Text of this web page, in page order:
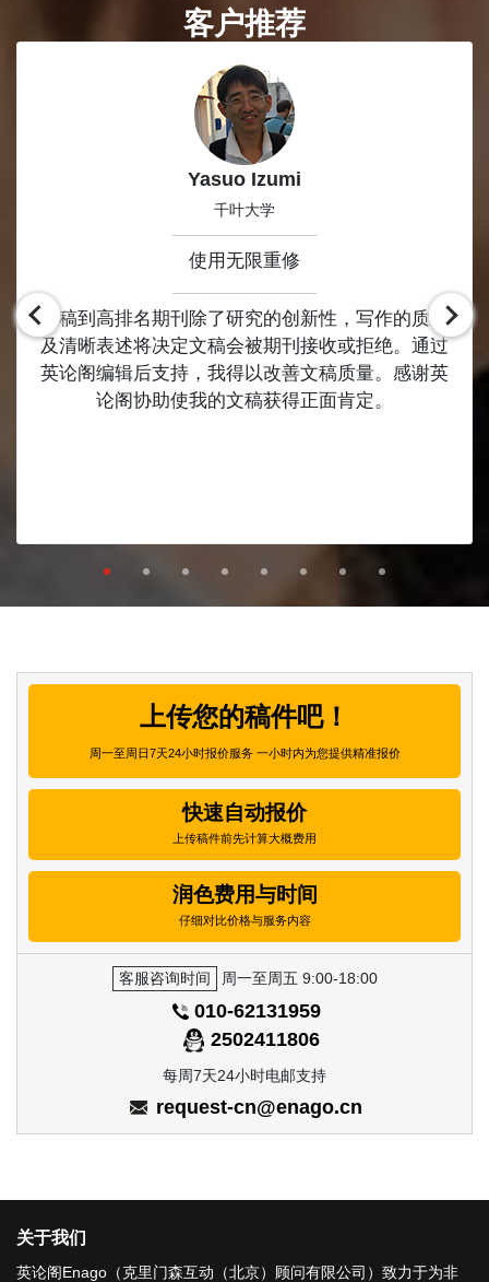
客户推荐
Yasuo Izumi
千叶大学
使用无限重修
投稿到高排名期刊除了研究的创新性，写作的质量
及清晰表述将决定文稿会被期刊接收或拒绝。通过
英论阁编辑后支持，我得以改善文稿质量。感谢英
论阁协助使我的文稿获得正面肯定。
上传您的稿件吧！
周一至周日7天24小时报价服务 一小时内为您提供精准报价
快速自动报价
上传稿件前先计算大概费用
润色费用与时间
仔细对比价格与服务内容
客服咨询时间 周一至周五 9:00-18:00
010-62131959
2502411806
每周7天24小时电邮支持
request-cn@enago.cn
关于我们
英论阁Enago（克里门森互动（北京）顾问有限公司）致力于为非